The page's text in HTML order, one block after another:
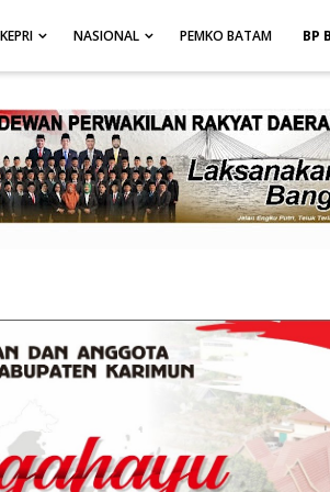
auto; }
KEPRI NASIONAL PEMKO BATAM BP